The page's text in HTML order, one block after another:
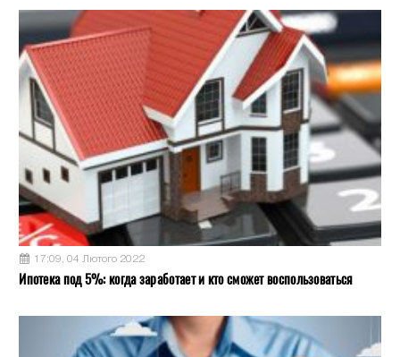
17:09, 04 Лютого 2022
Ипотека под 5%: когда заработает и кто сможет воспользоваться